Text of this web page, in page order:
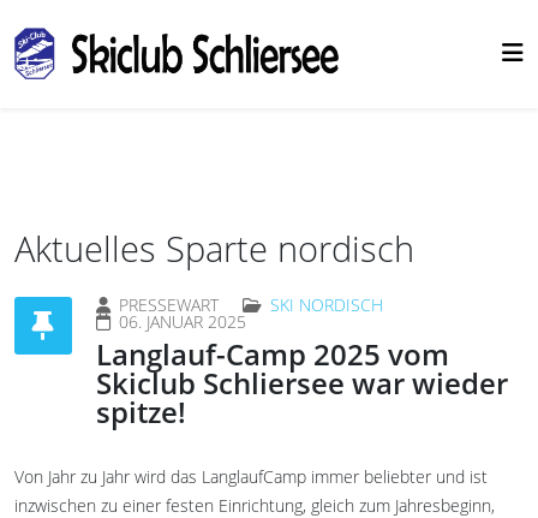
Aktuelles Sparte nordisch
PRESSEWART SKI NORDISCH
06. JANUAR 2025
Langlauf-Camp 2025 vom
Skiclub Schliersee war wieder
spitze!
Von Jahr zu Jahr wird das LanglaufCamp immer beliebter und ist
inzwischen zu einer festen Einrichtung, gleich zum Jahresbeginn,